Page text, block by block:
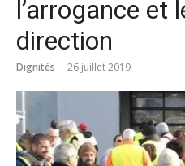
l’arrogance et
direction
Dignités 26 juillet 2019